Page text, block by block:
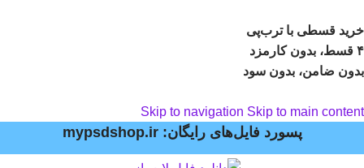
خرید قسطی با ترب‌پی
۴ قسط، بدون کارمزد
بدون ضامن، بدون سود
Skip to navigation Skip to main content
پسورد فایل‌های رایگان: mypsdshop.ir